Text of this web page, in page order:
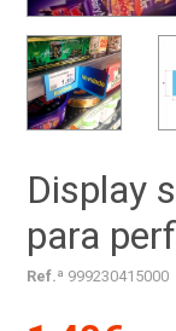
Display
para
Ref.ª 999230415000